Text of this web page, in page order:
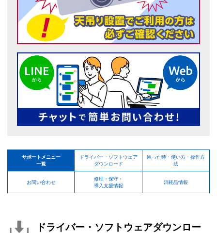
サポートメニュー
一覧
ドライバー・ソフトウェア
ダウンロード
困った時・使い方・操作方
法
お問い合わせ
修理・保守・
導入支援情報
消耗品情報
ドライバー・ソフトウェアダウンロー